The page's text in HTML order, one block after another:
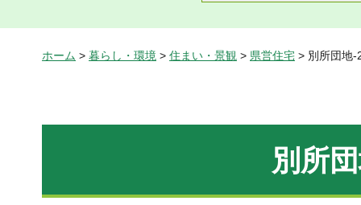
ホーム > 暮らし・環境 > 住まい・景観 > 県営住宅 > 別所団地-
別所